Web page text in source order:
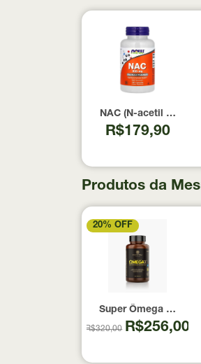
NAC (N-acetil
R$179,90
Produtos da
20% OFF
Super Ômega 3 TG
R$320,00 R$256,00